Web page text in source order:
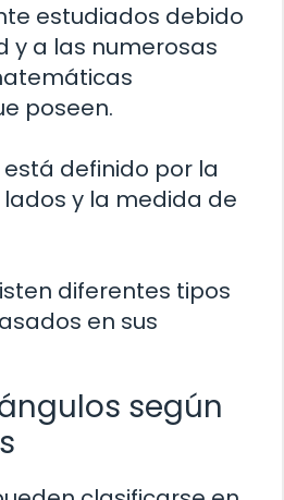
estudiados debido
y a las numerosas
poseen.
definido por la
y la medida de
diferentes tipos
en sus
según